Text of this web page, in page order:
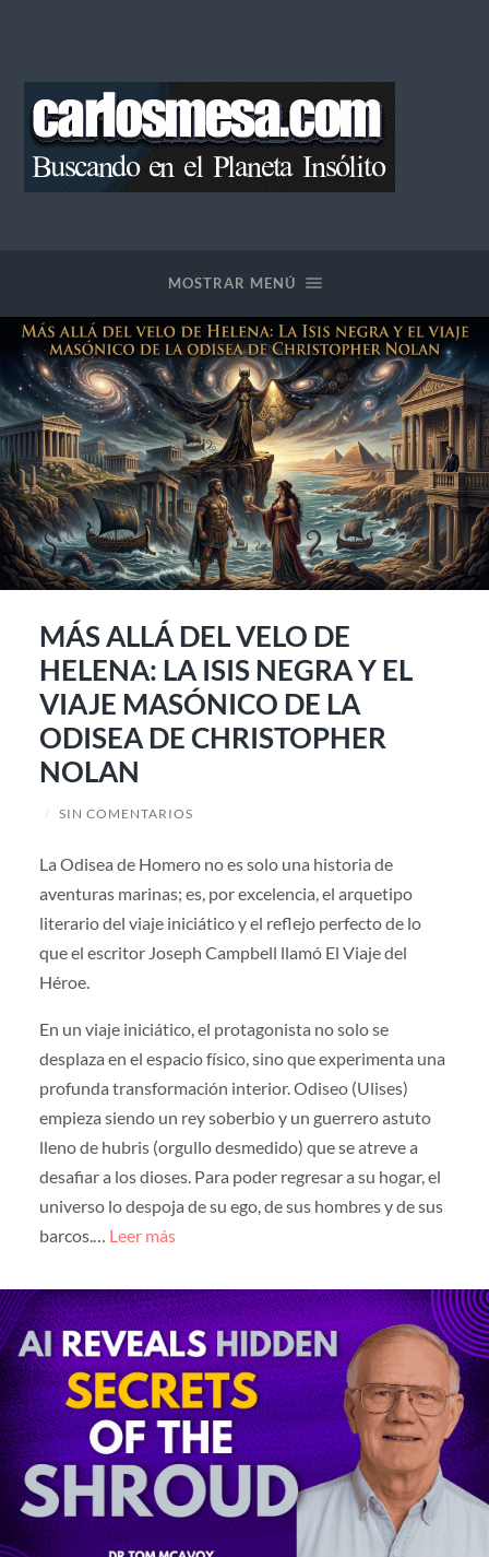
MOSTRAR MENÚ
MÁS ALLÁ DEL VELO DE
HELENA: LA ISIS NEGRA Y EL
VIAJE MASÓNICO DE LA
ODISEA DE CHRISTOPHER
NOLAN
/ SIN COMENTARIOS
La Odisea de Homero no es solo una historia de
aventuras marinas; es, por excelencia, el arquetipo
literario del viaje iniciático y el reflejo perfecto de lo
que el escritor Joseph Campbell llamó El Viaje del
Héroe.
En un viaje iniciático, el protagonista no solo se
desplaza en el espacio físico, sino que experimenta una
profunda transformación interior. Odiseo (Ulises)
empieza siendo un rey soberbio y un guerrero astuto
lleno de hubris (orgullo desmedido) que se atreve a
desafiar a los dioses. Para poder regresar a su hogar, el
universo lo despoja de su ego, de sus hombres y de sus
barcos.… Leer más